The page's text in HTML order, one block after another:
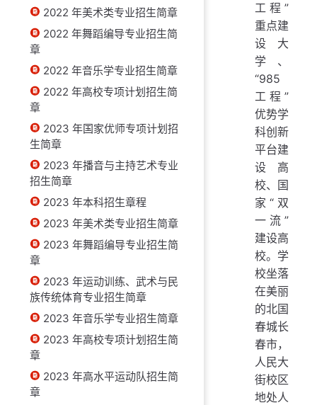
2022 年美术类专业招生简章
2022 年舞蹈编导专业招生简
章
2022 年音乐学专业招生简章
2022 年高校专项计划招生简
章
2023 年国家优师专项计划招
生简章
2023 年播音与主持艺术专业
招生简章
2023 年本科招生章程
2023 年美术类专业招生简章
2023 年舞蹈编导专业招生简
章
2023 年运动训练、武术与民
族传统体育专业招生简章
2023 年音乐学专业招生简章
2023 年高校专项计划招生简
章
2023 年高水平运动队招生简
章
工程”
重点建
设大
学、
“985
工程”
优势学
科创新
平台建
设高
校、国
家“双
一流”
建设高
校。学
校坐落
在美丽
的北国
春城长
春市，
人民大
街校区
地处人